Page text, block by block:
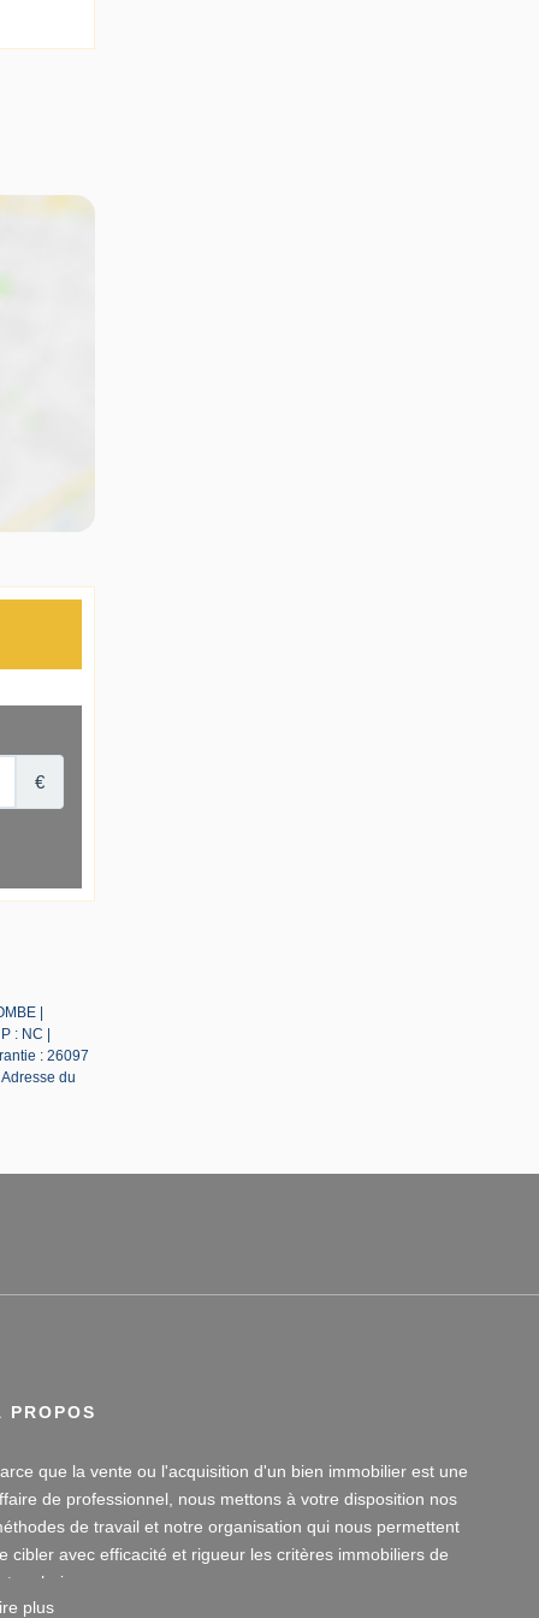
|
: NC |
: 26097
du
PROPOS
que la vente ou l'acquisition d'un bien immobilier est une
de professionnel, nous mettons à votre disposition nos
de travail et notre organisation qui nous permettent
cibler avec efficacité et rigueur les critères immobiliers de
choix.
plus